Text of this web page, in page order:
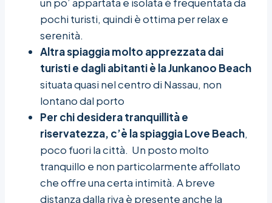
pochi turisti, quindi è ottima per relax e
serenità.
Altra spiaggia molto apprezzata dai
turisti e dagli abitanti è la Junkanoo Beach
situata quasi nel centro di Nassau, non
lontano dal porto
Per chi desidera tranquillità e
riservatezza, c’è la spiaggia Love Beach,
poco fuori la città. Un posto molto
tranquillo e non particolarmente affollato
che offre una certa intimità. A breve
distanza dalla riva è presente anche la